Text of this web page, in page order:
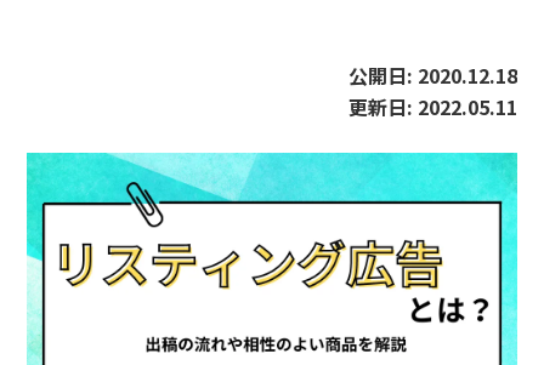
公開日: 2020.12.18
更新日: 2022.05.11